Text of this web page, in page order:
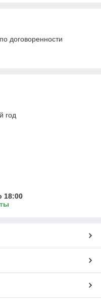
договоренности
год
18:00